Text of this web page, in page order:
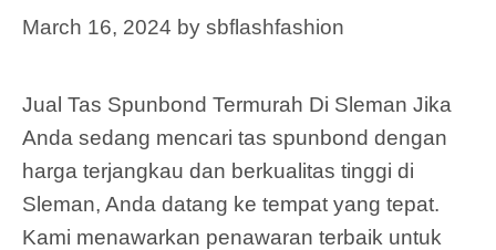
March 16, 2024 by sbflashfashion
Jual Tas Spunbond Termurah Di Sleman Jika
Anda sedang mencari tas spunbond dengan
harga terjangkau dan berkualitas tinggi di
Sleman, Anda datang ke tempat yang tepat.
Kami menawarkan penawaran terbaik untuk